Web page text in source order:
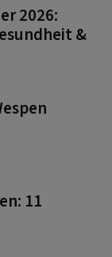
2026:
&
11